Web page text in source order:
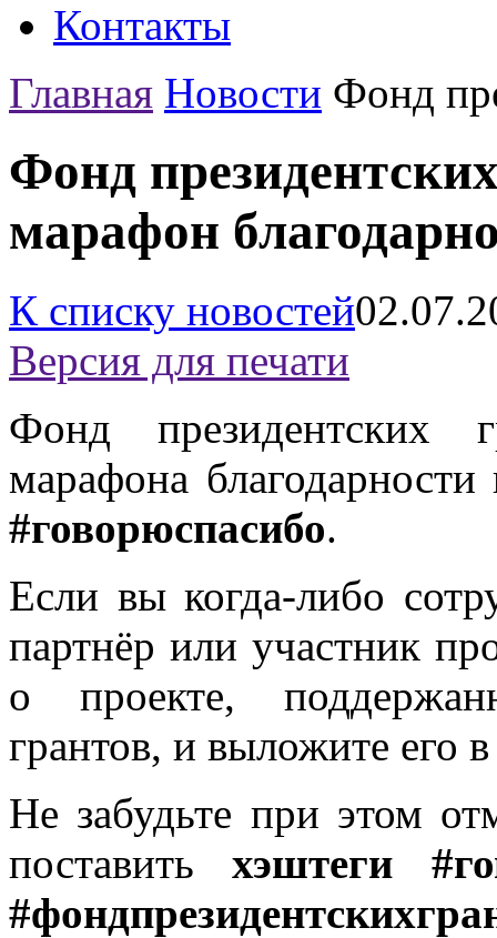
Контакты
Главная Новости Фонд
Фонд
марафон
К списку новостей
Версия для печати
Фонд президентских
марафона
#говорюспасибо.
Если вы когда-либо
партнёр или участник
о проекте,
грантов, и выложите его
Не забудьте при этом
поставить хэштеги